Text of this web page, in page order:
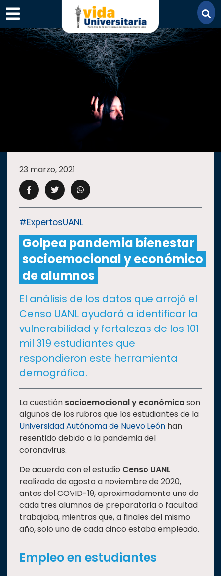
×
ACADEMIA
CAMPUS UANL
CULTURA
DEPORTES
I+D+I EXPERTOS
SALUD
SUSTENTABILIDAD
TEMAS
Oferta
educativa
Estudiantes
Rectoría
Investigación
Internacionalización
Responsabilidad
social
23 marzo, 2021
#ExpertosUANL
Golpea pandemia bienestar
socioemocional y económico
de alumnos
El análisis de los datos que arrojó el
Censo UANL ayudará a identificar la
vulnerabilidad y fortalezas de los 101
mil 319 estudiantes que
respondieron este herramienta
demográfica.
La cuestión socioemocional y económicason
algunos de los rubros que los estudiantes de la
Universidad Autónoma de Nuevo León han
resentido debido a la pandemia del
coronavirus.
De acuerdo con el estudio Censo UANL
realizado de agosto a noviembre de 2020,
antes del COVID-19, aproximadamente uno de
cada tres alumnos de preparatoria o facultad
trabajaba, mientras que, a finales del mismo
año, solo uno de cada cinco estaba empleado.
Empleo en estudiantes